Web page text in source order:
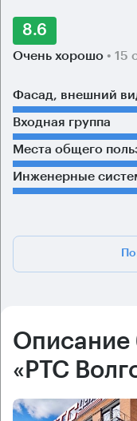
8.6
Очень хорошо • 15
Фасад, внешний
Входная группа
Места общего
Инженерные
Описание
«РТС